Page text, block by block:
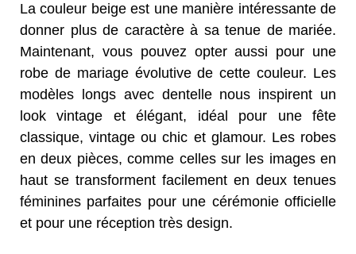
La couleur beige est une manière intéressante de
donner plus de caractère à sa tenue de mariée.
Maintenant, vous pouvez opter aussi pour une
robe de mariage évolutive de cette couleur. Les
modèles longs avec dentelle nous inspirent un
look vintage et élégant, idéal pour une fête
classique, vintage ou chic et glamour. Les robes
en deux pièces, comme celles sur les images en
haut se transforment facilement en deux tenues
féminines parfaites pour une cérémonie officielle
et pour une réception très design.